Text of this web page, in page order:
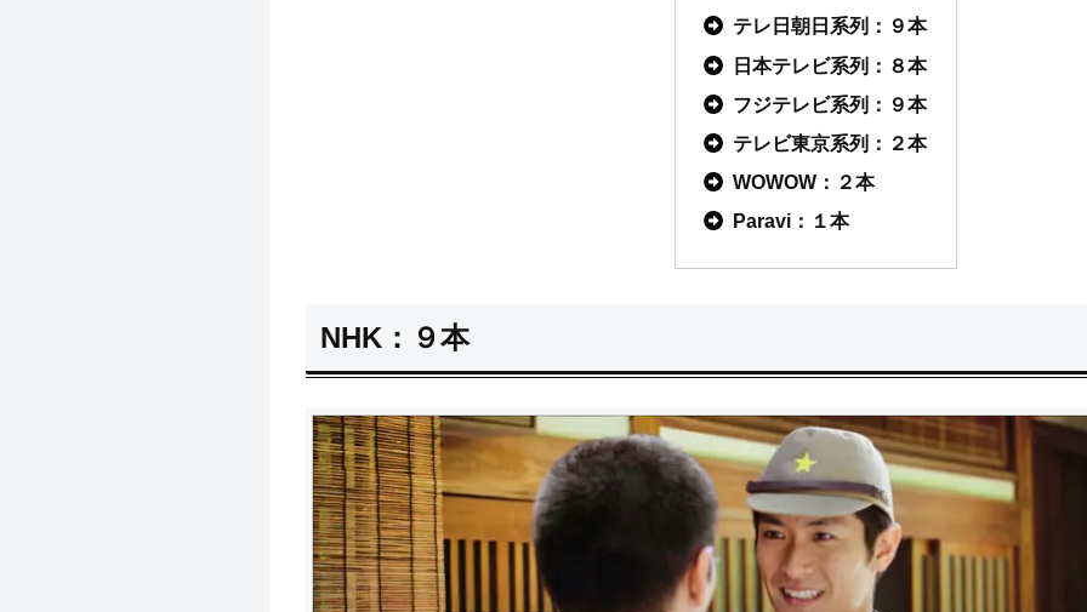
テレ日朝日系列：９本
日本テレビ系列：８本
フジテレビ系列：９本
テレビ東京系列：２本
WOWOW：２本
Paravi：１本
NHK：９本